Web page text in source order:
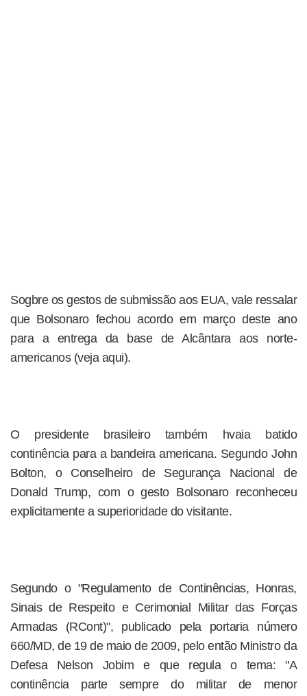
Sogbre os gestos de submissão aos EUA, vale ressalar
que Bolsonaro fechou acordo em março deste ano
para a entrega da base de Alcântara aos norte-
americanos (veja aqui).
O presidente brasileiro também hvaia batido
continência para a bandeira americana. Segundo John
Bolton, o Conselheiro de Segurança Nacional de
Donald Trump, com o gesto Bolsonaro reconheceu
explicitamente a superioridade do visitante.
Segundo o "Regulamento de Continências, Honras,
Sinais de Respeito e Cerimonial Militar das Forças
Armadas (RCont)", publicado pela portaria número
660/MD, de 19 de maio de 2009, pelo então Ministro da
Defesa Nelson Jobim e que regula o tema: "A
continência parte sempre do militar de menor